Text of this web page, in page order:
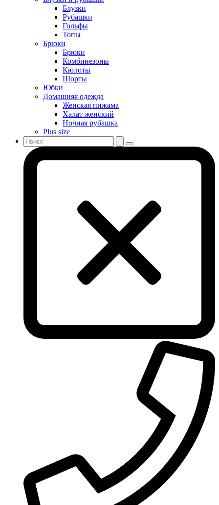
Блузки
Рубашки
Гольфы
Топы
Брюки
Брюки
Комбинезоны
Кюлоты
Шорты
Юбки
Домашняя одежда
Женская пижама
Халат женский
Ночная рубашка
Plus size